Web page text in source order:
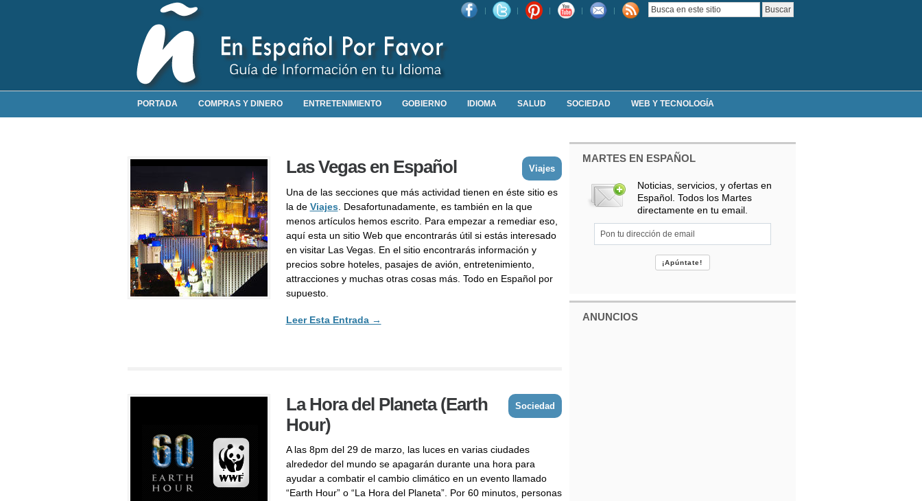
PORTADA COMPRAS Y DINERO ENTRETENIMIENTO GOBIERNO IDIOMA SALUD SOCIEDAD WEB Y TECNOLOGÍA
Viajes
Las Vegas en Español
Una de las secciones que más actividad tienen en éste sitio es
la de Viajes. Desafortunadamente, es también en la que
menos artículos hemos escrito. Para empezar a remediar eso,
aquí esta un sitio Web que encontrarás útil si estás interesado
en visitar Las Vegas. En el sitio encontrarás información y
precios sobre hoteles, pasajes de avión, entretenimiento,
attracciones y muchas otras cosas más. Todo en Español por
supuesto.
Leer Esta Entrada →
Sociedad
La Hora del Planeta (Earth
Hour)
A las 8pm del 29 de marzo, las luces en varias ciudades
alrededor del mundo se apagarán durante una hora para
ayudar a combatir el cambio climático en un evento llamado
“Earth Hour” o “La Hora del Planeta”. Por 60 minutos, personas
MARTES EN ESPAÑOL
Noticias, servicios, y ofertas en
Español. Todos los Martes
directamente en tu email.
ANUNCIOS